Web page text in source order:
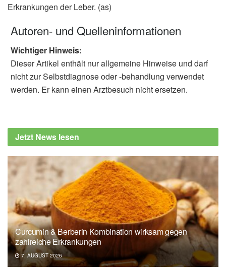
Erkrankungen der Leber. (as)
Autoren- und Quelleninformationen
Wichtiger Hinweis:
Dieser Artikel enthält nur allgemeine Hinweise und darf
nicht zur Selbstdiagnose oder -behandlung verwendet
werden. Er kann einen Arztbesuch nicht ersetzen.
Jetzt News lesen
Curcumin & Berberin Kombination wirksam gegen
zahlreiche Erkrankungen
7. AUGUST 2026